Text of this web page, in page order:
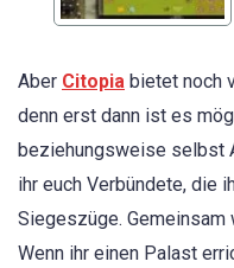
Aber Citopia bietet noch
denn erst dann ist es
beziehungsweise selbst
ihr euch Verbündete, die
Siegeszüge. Gemeinsam
Wenn ihr einen Palast